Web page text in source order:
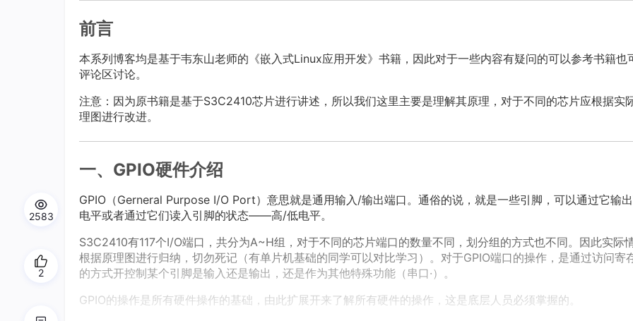
前言
本系列博客均是基于韦东山老师的《嵌入式Linux应用开发》书籍，因此对于一些内容有疑问的可以参考书籍也
评论区讨论。
注意：因为原书籍是基于S3C2410芯片进行讲述，所以我们这里主要是理解其原理，对于不同的芯片应根据实
理图进行改进。
一、GPIO硬件介绍
GPIO（Gerneral Purpose I/O Port）意思就是通用输入/输出端口。通俗的说，就是一些引脚，可以通过它输
电平或者通过它们读入引脚的状态——高/低电平。
S3C2410有117个I/O端口，共分为A~H组，对于不同的芯片端口的数量不同，划分组的方式也不同。因此实际
根据原理图进行归纳，切勿死记（有单片机基础的同学可以对比学习）。对于GPIO端口的操作，是通过访问寄
的方式开控制某个引脚是输入还是输出，还是作为其他特殊功能（串口·）。
GPIO的操作是所有硬件操作的基础，由此扩展开来了解所有硬件的操作，这是底层人员必须掌握的。
2583
2